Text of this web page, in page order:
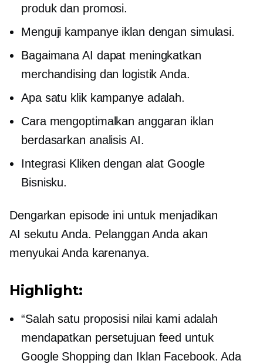
produk dan promosi.
Menguji kampanye iklan dengan simulasi.
Bagaimana AI dapat meningkatkan
merchandising dan logistik Anda.
Apa satu klikkampanye adalah.
Cara mengoptimalkan anggaran iklan
berdasarkan analisis AI.
Integrasi Kliken dengan alat Google
Bisnisku.
Dengarkan episode ini untuk menjadikan
AI sekutu Anda. Pelanggan Anda akan
menyukai Anda karenanya.
Highlight:
“Salah satu proposisi nilai kami adalah
mendapatkan persetujuan feed untuk
Google Shopping dan Iklan Facebook. Ada